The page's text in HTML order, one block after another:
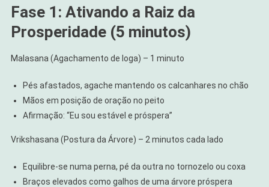
Fase 1: Ativando a Raiz da
Prosperidade (5 minutos)
Malasana (Agachamento de Ioga) – 1 minuto
Pés afastados, agache mantendo os calcanhares no chão
Mãos em posição de oração no peito
Afirmação: “Eu sou estável e próspera”
Vrikshasana (Postura da Árvore) – 2 minutos cada lado
Equilibre-se numa perna, pé da outra no tornozelo ou coxa
Braços elevados como galhos de uma árvore próspera